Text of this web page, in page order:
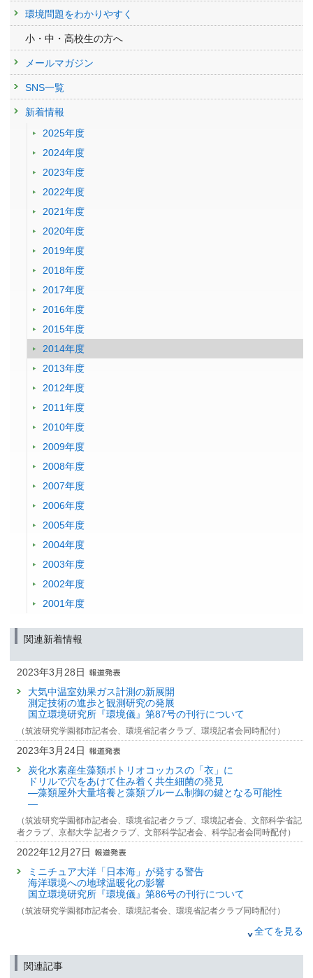
環境問題をわかりやすく
小・中・高校生の方へ
メールマガジン
SNS一覧
新着情報
2025年度
2024年度
2023年度
2022年度
2021年度
2020年度
2019年度
2018年度
2017年度
2016年度
2015年度
2014年度
2013年度
2012年度
2011年度
2010年度
2009年度
2008年度
2007年度
2006年度
2005年度
2004年度
2003年度
2002年度
2001年度
関連新着情報
2023年3月28日
大気中温室効果ガス計測の新展開
測定技術の進歩と観測研究の発展
国立環境研究所『環境儀』第87号の刊行について
（筑波研究学園都市記者会、環境省記者クラブ、環境記者会同時配付）
2023年3月24日
炭化水素産生藻類ボトリオコッカスの「衣」に
ドリルで穴をあけて住み着く共生細菌の発見
—藻類屋外大量培養と藻類ブルーム制御の鍵となる可能性
—
（筑波研究学園都市記者会、環境省記者クラブ、環境記者会、文部科学省記
者クラブ、京都大学 記者クラブ、文部科学記者会、科学記者会同時配付）
2022年12月27日
ミニチュア大洋「日本海」が発する警告
海洋環境への地球温暖化の影響
国立環境研究所『環境儀』第86号の刊行について
（筑波研究学園都市記者会、環境記者会、環境省記者クラブ同時配付）
～湖沼における水質管理手法の新しい選択肢～
全てを見る
関連記事